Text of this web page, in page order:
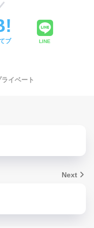
ブ LINE
ライベート
Next